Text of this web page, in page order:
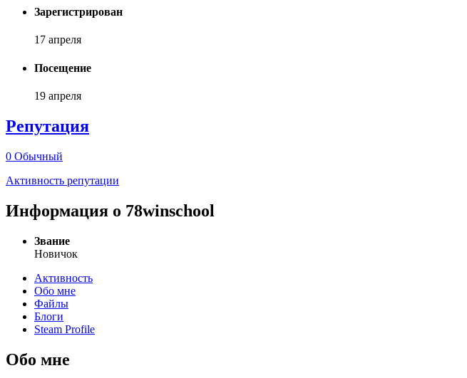
Зарегистрирован
17 апреля
Посещение
19 апреля
Репутация
0 Обычный
Активность репутации
Информация о 78winschool
Звание
Новичок
Активность
Обо мне
Файлы
Блоги
Steam Profile
Обо мне